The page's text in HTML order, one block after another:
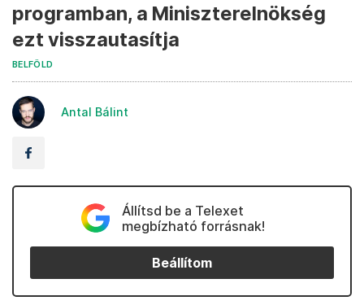
programban, a Miniszterelnökség
ezt visszautasítja
BELFÖLD
Antal Bálint
Állítsd be a Telexet
megbízható forrásnak!
Beállítom